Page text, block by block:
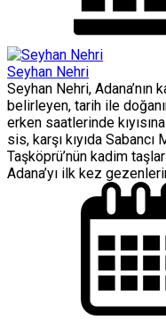
Seyhan Nehri
Seyhan Nehri,
belirleyen, tarih ile
erken saatlerinde
sis, karşı kıyıda
Taşköprü’nün kadim
Adana’yı ilk kez